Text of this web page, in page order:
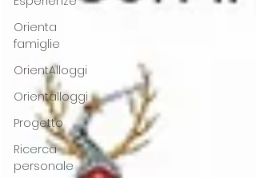
Orienta
famiglie
OrientAlloggi
Orientalloggi
Progetto
Ricerca
personale